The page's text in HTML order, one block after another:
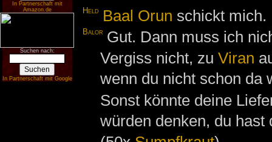
In Partnerschaft mit
Amazon.de
Suchen nach:
In Partnerschaft mit Google
Held Baal Orun schickt
Balor Gut. Dann muss ich
Vergiss nicht, zu Viran
wenn du nicht schon da
Sonst könnte deine
würden denken, du